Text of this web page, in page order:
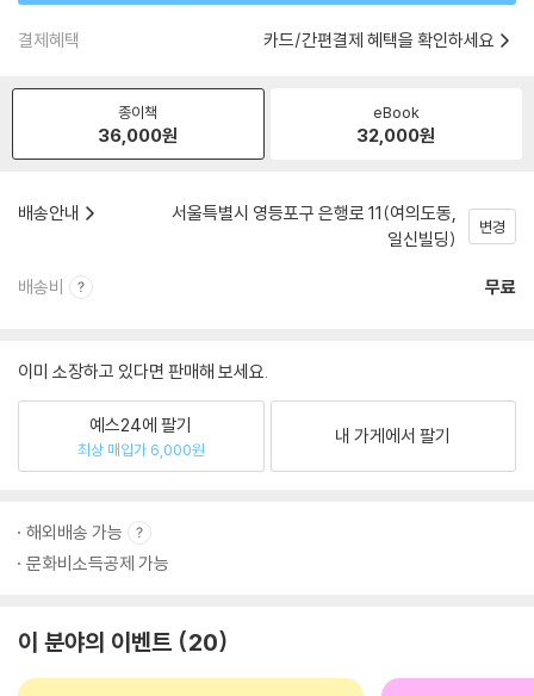
결제혜택 카드/간편결제 혜택을 확인하세요
종이책
36,000원
eBook
32,000원
배송안내
서울특별시 영등포구 은행로 11(여의도동,
일신빌딩)
변경
배송비 무료
이미 소장하고 있다면 판매해 보세요.
예스24에 팔기
최상 매입가 6,000원
내 가게에서 팔기
해외배송 가능
문화비소득공제 가능
이 분야의 이벤트 20